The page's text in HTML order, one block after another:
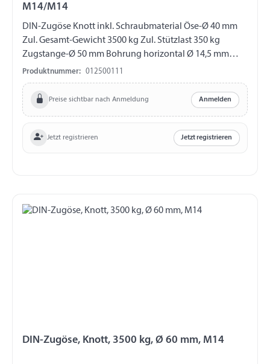
M14/M14
DIN-Zugöse Knott inkl. Schraubmaterial Öse-Ø 40 mm
Zul. Gesamt-Gewicht 3500 kg Zul. Stützlast 350 kg
Zugstange-Ø 50 mm Bohrung horizontal Ø 14,5 mm
Bohrung vertikal Ø 14,5 mm Abstand Bohrungen 40 mm
Produktnummer: 012500111
Preise sichtbar nach Anmeldung Anmelden
Jetzt registrieren Jetzt registrieren
DIN-Zugöse, Knott, 3500 kg, Ø 60 mm, M14